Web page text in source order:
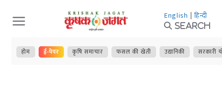
Skip
to
content
English | हिन्दी
Search
होम ई-पेपर कृषि समाचार फसल की खेती उद्यानिकी सरकारी